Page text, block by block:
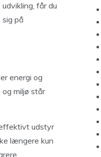
får du
sig på
energi og
miljø står
udstyr
længere kun